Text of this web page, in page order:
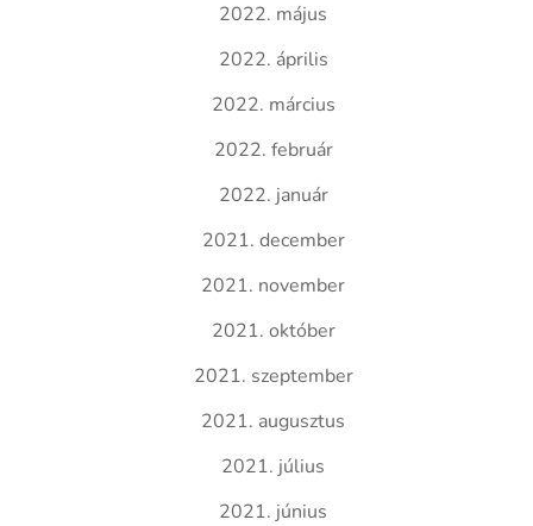
2022. május
2022. április
2022. március
2022. február
2022. január
2021. december
2021. november
2021. október
2021. szeptember
2021. augusztus
2021. július
2021. június